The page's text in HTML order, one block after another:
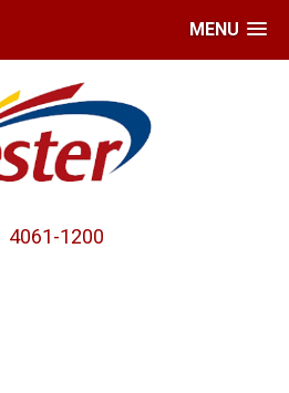
MENU
4061-1200